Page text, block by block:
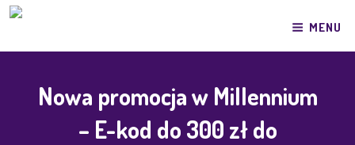
Przeskocz
MENU
Nowa promocja w Millennium
– E-kod do 300 zł do